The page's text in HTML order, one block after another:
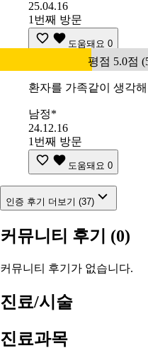
25.04.16
1번째 방문
도움돼요 0
평점 5.0점
환자를 가족같이 생각
남정*
24.12.16
1번째 방문
도움돼요 0
인증 후기 더보기 (37)
커뮤니티 후기 (0)
커뮤니티 후기가 없습니다.
진료/시술
진료과목